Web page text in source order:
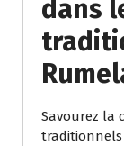
dans
Savourez la
traditionnels